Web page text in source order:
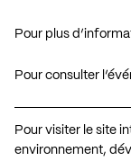
Pour plus
Pour consulter
Pour visiter le site
environnement,